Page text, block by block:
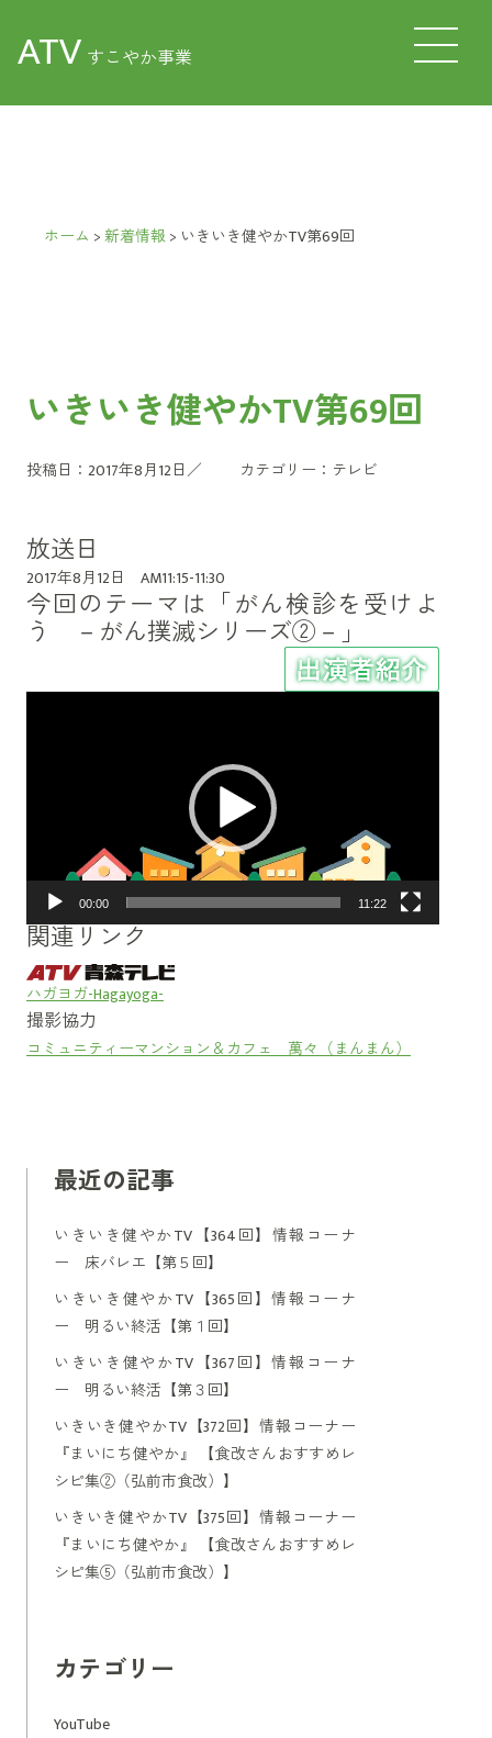
ATV すこやか事業
ホーム >新着情報> いきいき健やかTV第69回
いきいき健やかTV第69回
投稿日：2017年8月12日／ カテゴリー： テレビ
放送日
2017年8月12日 AM11:15-11:30
今回のテーマは「がん検診を受けよ
う －がん撲滅シリーズ②－」
00:00 11:22
関連リンク
ハガヨガ-Hagayoga-
撮影協力
コミュニティーマンション＆カフェ 萬々（まんまん）
最近の記事
いきいき健やかTV【364回】情報コーナ
ー 床バレエ【第５回】
いきいき健やかTV【365回】情報コーナ
ー 明るい終活【第１回】
いきいき健やかTV【367回】情報コーナ
ー 明るい終活【第３回】
いきいき健やかTV【372回】情報コーナー
『まいにち健やか』 【食改さんおすすめレ
シピ集②（弘前市食改）】
いきいき健やかTV【375回】情報コーナー
『まいにち健やか』 【食改さんおすすめレ
シピ集⑤（弘前市食改）】
カテゴリー
YouTube